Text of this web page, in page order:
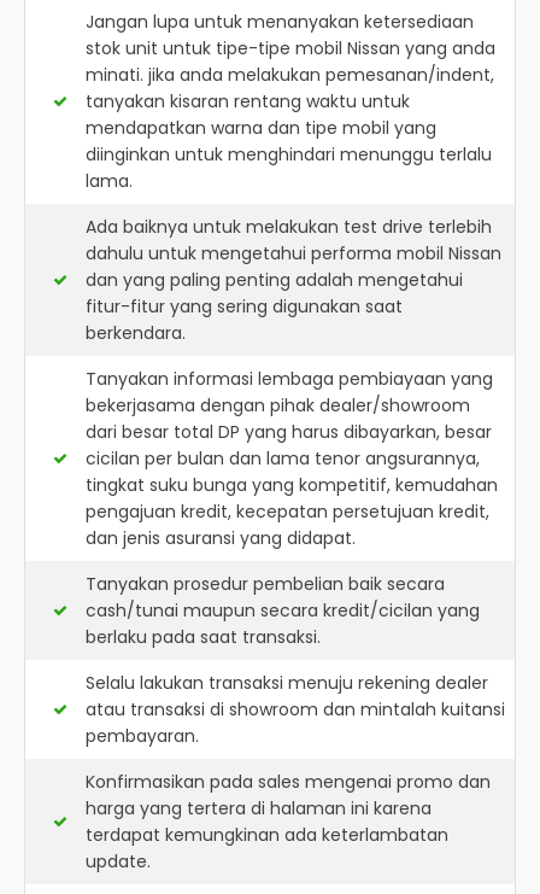
Jangan lupa untuk menanyakan ketersediaan
stok unit untuk tipe-tipe mobil Nissan yang anda
minati. jika anda melakukan pemesanan/indent,
tanyakan kisaran rentang waktu untuk
mendapatkan warna dan tipe mobil yang
diinginkan untuk menghindari menunggu terlalu
lama.
Ada baiknya untuk melakukan test drive terlebih
dahulu untuk mengetahui performa mobil Nissan
dan yang paling penting adalah mengetahui
fitur-fitur yang sering digunakan saat
berkendara.
Tanyakan informasi lembaga pembiayaan yang
bekerjasama dengan pihak dealer/showroom
dari besar total DP yang harus dibayarkan, besar
cicilan per bulan dan lama tenor angsurannya,
tingkat suku bunga yang kompetitif, kemudahan
pengajuan kredit, kecepatan persetujuan kredit,
dan jenis asuransi yang didapat.
Tanyakan prosedur pembelian baik secara
cash/tunai maupun secara kredit/cicilan yang
berlaku pada saat transaksi.
Selalu lakukan transaksi menuju rekening dealer
atau transaksi di showroom dan mintalah kuitansi
pembayaran.
Konfirmasikan pada sales mengenai promo dan
harga yang tertera di halaman ini karena
terdapat kemungkinan ada keterlambatan
update.